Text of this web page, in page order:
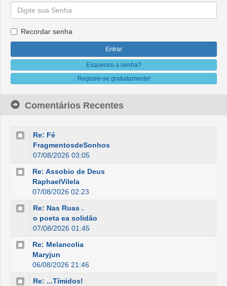
Recordar senha
Esqueceu a senha?
Registre-se gratuitamente!
Comentários Recentes
Re: Fé
FragmentosdeSonhos
07/08/2026 03:05
Re: Assobio de Deus
RaphaelVilela
07/08/2026 02:23
Re: Nas Ruas .
o poeta ea solidão
07/08/2026 01:45
Re: Melancolia
Maryjun
06/08/2026 21:46
Re: ...Tímidos!